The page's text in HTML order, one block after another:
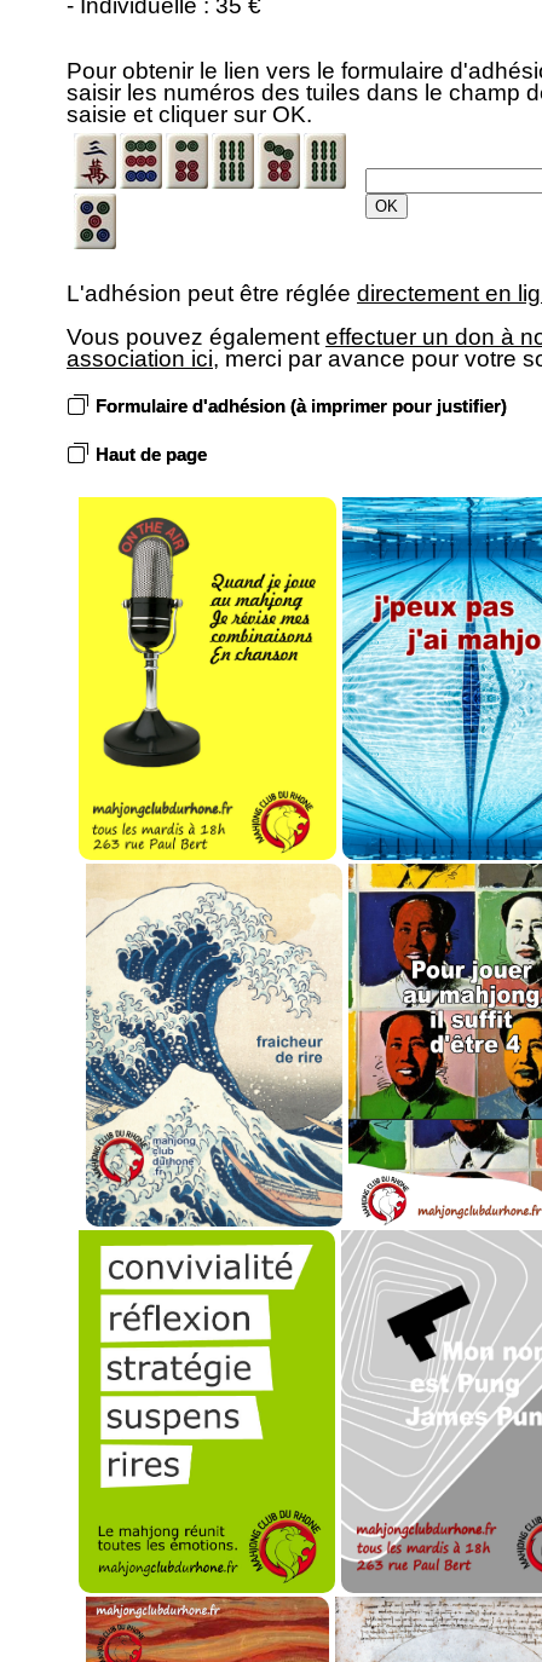
- Individuelle : 35 €
Pour obtenir le lien vers le formulaire
saisir les numéros des tuiles dans le champ
saisie et cliquer sur OK.
L'adhésion peut être réglée directement en
Vous pouvez également effectuer un don à
association ici, merci par avance pour votre
Formulaire d'adhésion (à imprimer pour justifier)
Haut de page